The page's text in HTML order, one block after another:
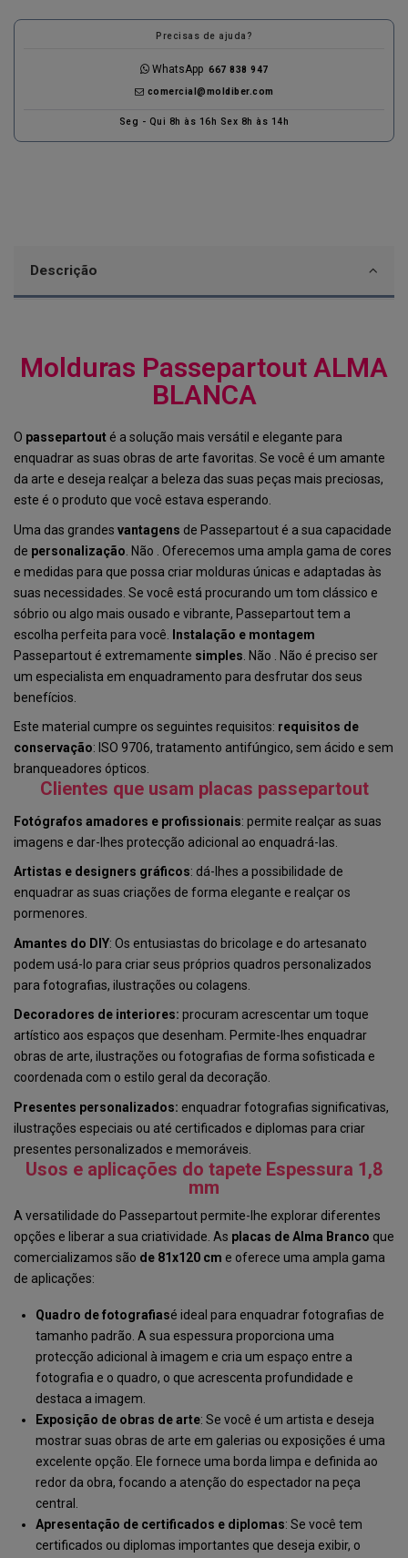
Precisas de ajuda?
WhatsApp 667 838 947
comercial@moldiber.com
Seg - Qui 8h às 16h Sex 8h às 14h
Descrição
Molduras Passepartout ALMA
BLANCA
O passepartout é a solução mais versátil e elegante para
enquadrar as suas obras de arte favoritas. Se você é um amante
da arte e deseja realçar a beleza das suas peças mais preciosas,
este é o produto que você estava esperando.
Uma das grandes vantagens de Passepartout é a sua capacidade
de personalização . Não . Oferecemos uma ampla gama de cores
e medidas para que possa criar molduras únicas e adaptadas às
suas necessidades. Se você está procurando um tom clássico e
sóbrio ou algo mais ousado e vibrante, Passepartout tem a
escolha perfeita para você.
Instalação e montagem
Passepartout é extremamente simples . Não . Não é preciso ser
um especialista em enquadramento para desfrutar dos seus
benefícios.
Este material cumpre os seguintes requisitos: requisitos de
conservação: ISO 9706, tratamento antifúngico, sem ácido e sem
branqueadores ópticos.
Clientes que usam placas passepartout
Fotógrafos amadores e profissionais: permite realçar as suas
imagens e dar-lhes protecção adicional ao enquadrá-las.
Artistas e designers gráficos: dá-lhes a possibilidade de
enquadrar as suas criações de forma elegante e realçar os
pormenores.
Amantes do DIY: Os entusiastas do bricolage e do artesanato
podem usá-lo para criar seus próprios quadros personalizados
para fotografias, ilustrações ou colagens.
Decoradores de interiores: procuram acrescentar um toque
artístico aos espaços que desenham. Permite-lhes enquadrar
obras de arte, ilustrações ou fotografias de forma sofisticada e
coordenada com o estilo geral da decoração.
Presentes personalizados: enquadrar fotografias significativas,
ilustrações especiais ou até certificados e diplomas para criar
presentes personalizados e memoráveis.
Usos e aplicações do tapete Espessura 1,8
mm
A versatilidade do Passepartout permite-lhe explorar diferentes
opções e liberar a sua criatividade. As placas de Alma Branco que
comercializamos são de 81x120 cm e oferece uma ampla gama
de aplicações:
Quadro de fotografiasé ideal para enquadrar fotografias de
tamanho padrão. A sua espessura proporciona uma
protecção adicional à imagem e cria um espaço entre a
fotografia e o quadro, o que acrescenta profundidade e
destaca a imagem.
Exposição de obras de arte: Se você é um artista e deseja
mostrar suas obras de arte em galerias ou exposições é uma
excelente opção. Ele fornece uma borda limpa e definida ao
redor da obra, focando a atenção do espectador na peça
central.
Apresentação de certificados e diplomas: Se você tem
certificados ou diplomas importantes que deseja exibir, o